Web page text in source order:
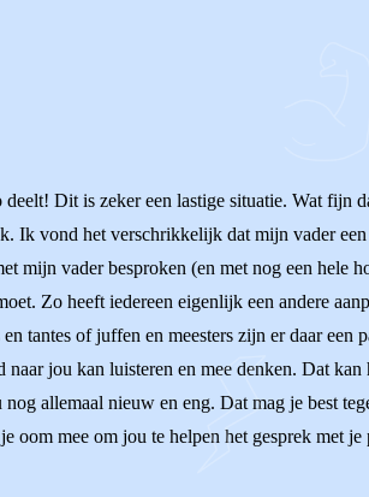
Dit is zeker een lastige situatie. Wat fijn
Ik vond het verschrikkelijk dat mijn vader
mijn vader besproken (en met nog een hele
Zo heeft iedereen eigenlijk een andere
tantes of juffen en meesters zijn er daar
naar jou kan luisteren en mee denken. Dat
allemaal nieuw en eng. Dat mag je best
oom mee om jou te helpen het gesprek met